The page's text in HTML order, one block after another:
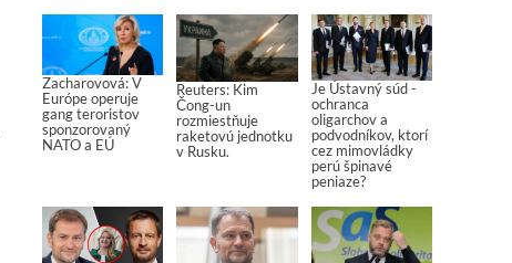
Zacharovová: V
Európe operuje
gang teroristov
sponzorovaný
NATO a EÚ
Reuters: Kim
Čong-un
rozmiestňuje
raketovú jednotku
v Rusku.
Je Ústavný súd -
ochranca
oligarchov a
podvodníkov, ktorí
cez mimovládky
perú špinavé
peniaze?